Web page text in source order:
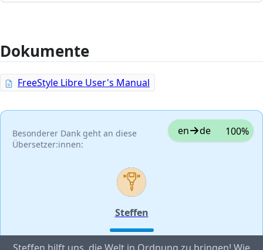
Dokumente
FreeStyle Libre User's Manual
Besonderer Dank geht an diese
Übersetzer:innen:
en de 100%
Steffen